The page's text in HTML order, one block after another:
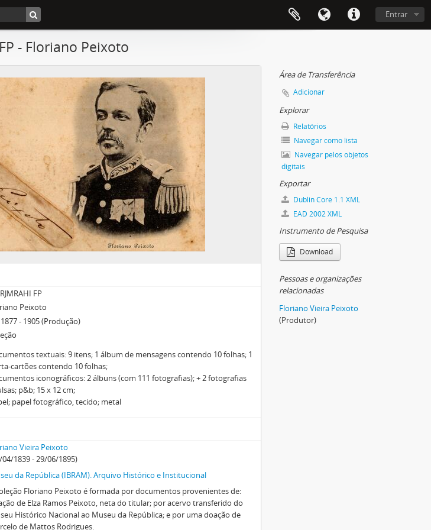
Entrar
- Floriano Peixoto
FP
Peixoto
1877 - 1905 (Produção)
textuais: 9 itens; 1 álbum de mensagens contendo 10 folhas; 1
cartões contendo 10 folhas;
iconográficos: 2 álbuns (com 111 fotografias); + 2 fotografias
p&b; 15 x 12 cm;
papel fotográfico, tecido; metal
Vieira Peixoto
04/1839 - 29/06/1895)
da República (IBRAM). Arquivo Histórico e Institucional
Floriano Peixoto é formada por documentos provenientes de:
de Elza Ramos Peixoto, neta do titular; por acervo transferido do
Histórico Nacional ao Museu da República; e por uma doação de
de Mattos Rodrigues.
Área de Transferência
Adicionar
Explorar
Relatórios
Navegar como lista
Navegar pelos objetos
digitais
Exportar
Dublin Core 1.1 XML
EAD 2002 XML
Instrumento de Pesquisa
Download
Pessoas e organizações
relacionadas
Floriano Vieira Peixoto
(Produtor)